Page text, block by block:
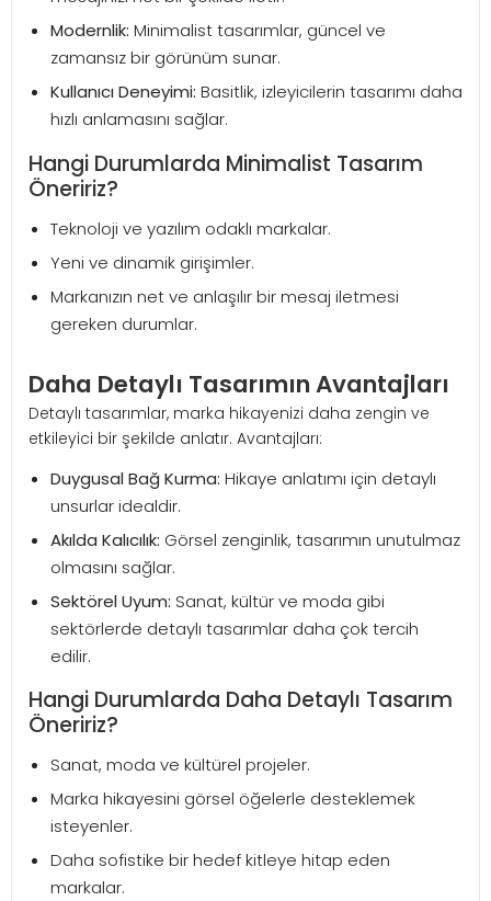
Modernlik: Minimalist tasarımlar, güncel ve
zamansız bir görünüm sunar.
Kullanıcı Deneyimi: Basitlik, izleyicilerin tasarımı daha
hızlı anlamasını sağlar.
Hangi Durumlarda Minimalist Tasarım
Öneririz?
Teknoloji ve yazılım odaklı markalar.
Yeni ve dinamik girişimler.
Markanızın net ve anlaşılır bir mesaj iletmesi
gereken durumlar.
Daha Detaylı Tasarımın Avantajları
Detaylı tasarımlar, marka hikayenizi daha zengin ve
etkileyici bir şekilde anlatır. Avantajları:
Duygusal Bağ Kurma: Hikaye anlatımı için detaylı
unsurlar idealdir.
Akılda Kalıcılık: Görsel zenginlik, tasarımın unutulmaz
olmasını sağlar.
Sektörel Uyum: Sanat, kültür ve moda gibi
sektörlerde detaylı tasarımlar daha çok tercih
edilir.
Hangi Durumlarda Daha Detaylı Tasarım
Öneririz?
Sanat, moda ve kültürel projeler.
Marka hikayesini görsel öğelerle desteklemek
isteyenler.
Daha sofistike bir hedef kitleye hitap eden
markalar.